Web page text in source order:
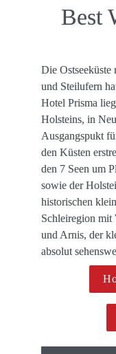
Best
Die Ostseeküste
und Steilufern
Hotel Prisma
Holsteins, in
Ausgangspukt
den Küsten
den 7 Seen um
sowie der
historischen
Schleiregion mit
und Arnis, der
absolut